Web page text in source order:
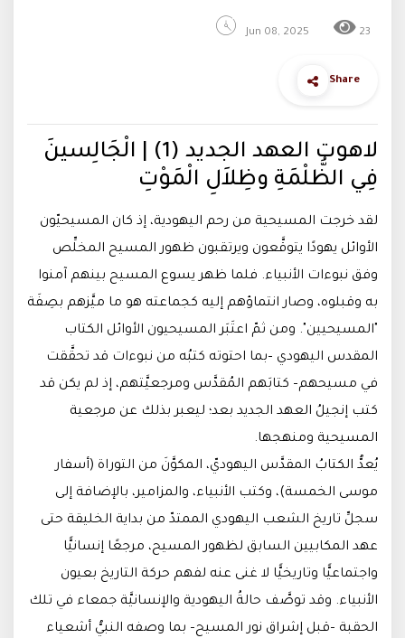
Jun 08, 2025 23
Share
لاهوت العهد الجديد (1) | الْجَالِسينَ
فِي الظُّلْمَةِ وظِلاَلِ الْمَوْتِ
لقد خرجت المسيحية من رحم اليهودية، إذ كان المسيحيّون
الأوائل يهودًا يتوقَّعون ويرتقبون ظهور المسيح المخلِّص
وفق نبوءات الأنبياء. فلما ظهر يسوع المسيح بينهم آمنوا
به وقبلوه، وصار انتماؤهم إليه كجماعته هو ما ميَّزهم بصِفَة
"المسيحيين". ومن ثمّ اعتَبَر المسيحيون الأوائل الكتاب
المقدس اليهودي –بما احتوته كتبُه من نبوءات قد تحقَّقت
في مسيحهم– كتابَهم المُقدَّس ومرجعيَّتهم، إذ لم يكن قد
كتب إنجيلُ العهد الجديد بعد؛ ليعبر بذلك عن مرجعية
المسيحية ومنهجها.
يُعدُّ الكتابُ المقدَّس اليهوديّ، المكوَّنَ من التوراة (أسفار
موسى الخمسة)، وكتب الأنبياء، والمزامير، بالإضافة إلى
سجلِّ تاريخ الشعب اليهودي الممتدّ من بداية الخليقة حتى
عهد المكابيين السابق لظهور المسيح، مرجعًا إنسانيًّا
واجتماعيًّا وتاريخيًّا لا غنى عنه لفهم حركة التاريخ بعيون
الأنبياء. وقد توصَّف حالةُ اليهودية والإنسانيَّة جمعاء في تلك
الحقبة –قبل إشراق نور المسيح– بما وصفه النبيُّ أشعياء